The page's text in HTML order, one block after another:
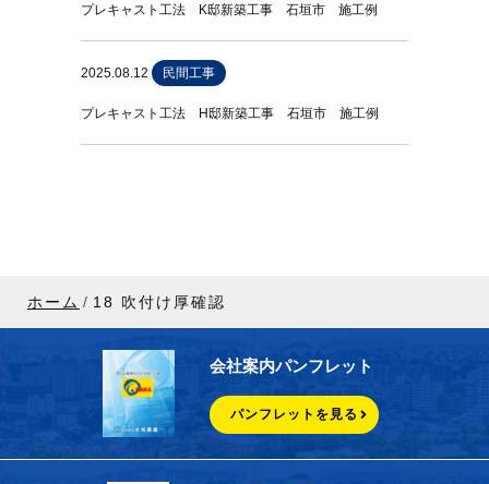
プレキャスト工法 K邸新築工事 石垣市 施工例
2025.08.12 民間工事
プレキャスト工法 H邸新築工事 石垣市 施工例
ホーム 18 吹付け厚確認
会社案内パンフレット
パンフレットを見る